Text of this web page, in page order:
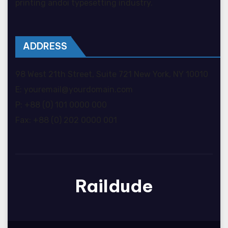
ADDRESS
Raildude